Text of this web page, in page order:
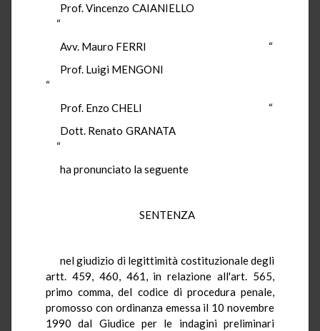
Prof. Vincenzo CAIANIELLO
“
Avv. Mauro FERRI “
Prof. Luigi MENGONI
“
Prof. Enzo CHELI “
Dott. Renato GRANATA
“
ha pronunciato la seguente
SENTENZA
nel giudizio di legittimità costituzionale degli
artt. 459, 460, 461, in relazione all'art. 565,
primo comma, del codice di procedura penale,
promosso con ordinanza emessa il 10 novembre
1990 dal Giudice per le indagini preliminari